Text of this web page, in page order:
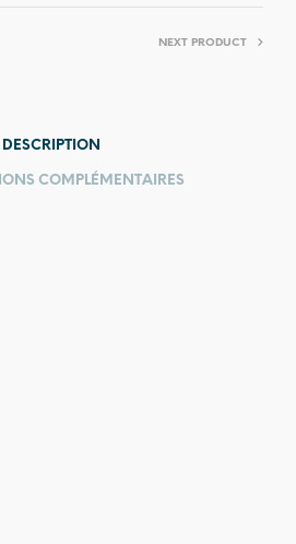
NEXT PRODUCT
DESCRIPTION
COMPLÉMENTAIRES